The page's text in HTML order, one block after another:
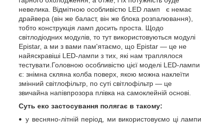
невелика. Відмітною особливістю LED ламп є немає
драйвера (він же баласт, він же блока розпалювання),
тобто конструкція ламп досить проста. Щодо
світлодіодних модулів, то тут використовуються модулі
Epistar, а ми з вами пам'ятаємо, що Epistar — це не
найяскравіші LED-лампи з тих, які нам траплялося
тестувати.Головною особливістю цієї моделі LED-лампи
є: знімна скляна колба поверх, якою можна наклеїти
змінний світлофільтр, по суті світлофільтр — це
звичайна напівпрозора плівка на самоклейній основі.
Суть еко застосування полягає в такому:
у весняно-літній період, ми використовуємо ці лампи